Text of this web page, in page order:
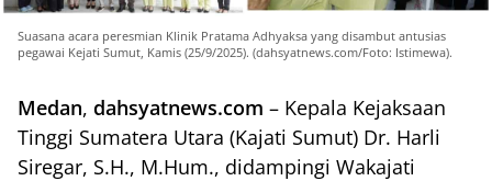
Suasana acara peresmian Klinik Pratama Adhyaksa yang disambut antusias
pegawai Kejati Sumut, Kamis (25/9/2025). (dahsyatnews.com/Foto: Istimewa).
Medan, dahsyatnews.com – Kepala Kejaksaan
Tinggi Sumatera Utara (Kajati Sumut) Dr. Harli
Siregar, S.H., M.Hum., didampingi Wakajati